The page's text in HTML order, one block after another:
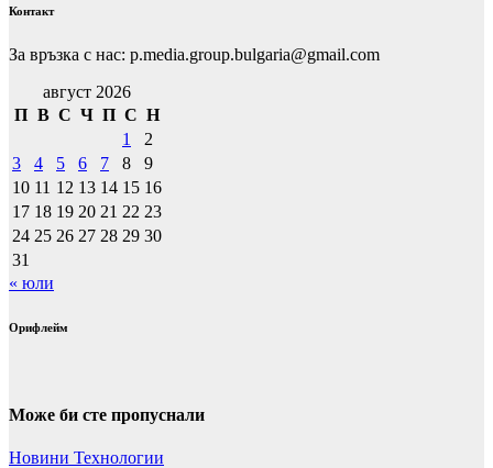
Контакт
За връзка с нас: p.media.group.bulgaria@gmail.com
август 2026
П В С Ч П С Н
1
2
3
4 5 6 7 8
9
10 11 12 13 14 15 16
17 18 19 20 21 22 23
24 25 26 27 28 29 30
31
« юли
Орифлейм
Може би сте пропуснали
Новини Технологии